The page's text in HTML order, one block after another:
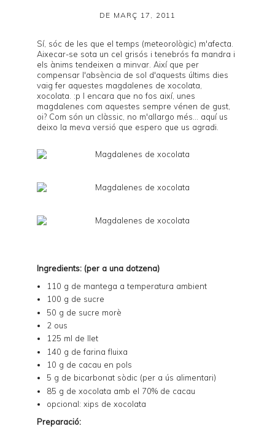
DE MARÇ 17, 2011
Sí, sóc de les que el temps (meteorològic) m'afecta.
Aixecar-se sota un cel grisós i tenebrós fa mandra i
els ànims tendeixen a minvar. Així que per
compensar l'absència de sol d'aquests últims dies
vaig fer aquestes magdalenes de xocolata,
xocolata. :p I encara que no fos així, unes
magdalenes com aquestes sempre vénen de gust,
oi? Com són un clàssic, no m'allargo més... aquí us
deixo la meva versió que espero que us agradi.
Ingredients: (per a una dotzena)
110 g de mantega a temperatura ambient
100 g de sucre
50 g de sucre morè
2 ous
125 ml de llet
140 g de farina fluixa
10 g de cacau en pols
5 g de bicarbonat sòdic (per a ús alimentari)
85 g de xocolata amb el 70% de cacau
opcional: xips de xocolata
Preparació: